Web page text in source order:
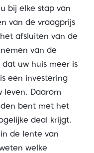
bij elke stap van
van de vraagprijs
afsluiten van de
van de
dat uw huis meer is
een investering
leven. Daarom
bent met het
deal krijgt.
de lente van
welke